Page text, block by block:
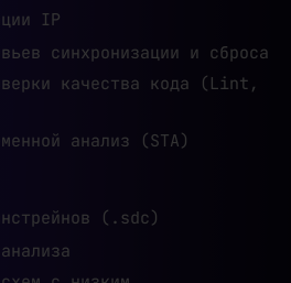
IP
синхронизации и сброса
качества кода (Lint,
анализ (STA)
(.sdc)